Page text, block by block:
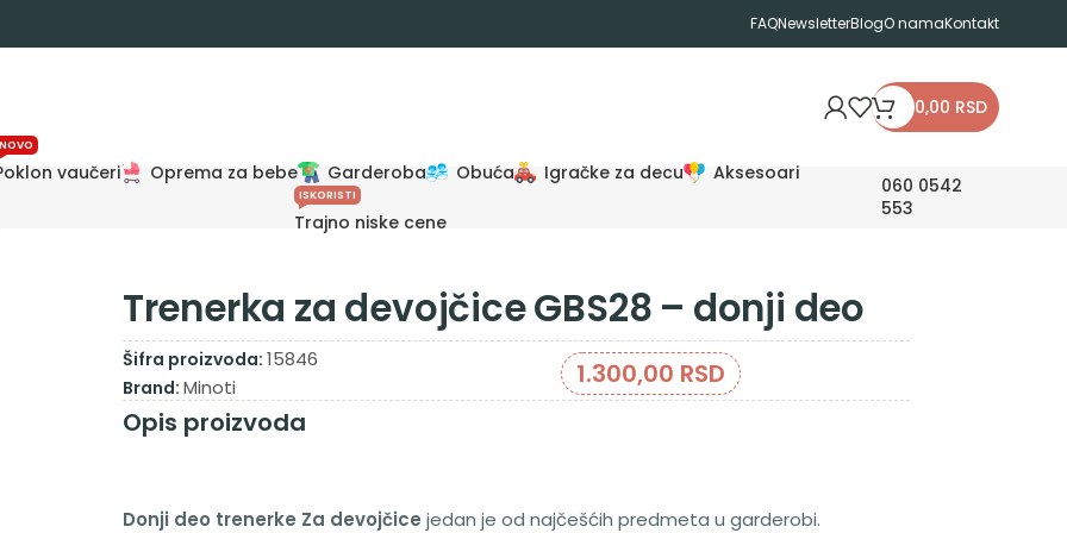
FAQNewsletterBlogO namaKontakt
0,00 RSD
vaučeri
NOVO
Oprema za bebe Garderoba Obuća Igračke za decu Aksesoari
Trajno niske cene
ISKORISTI
060 0542
553
Trenerka za devojčice GBS28 – donji deo
Šifra proizvoda: 15846
Brand: Minoti 1.300,00 RSD
Opis proizvoda
Donji deo trenerke Za devojčice jedan je od najčešćih predmeta u garderobi.